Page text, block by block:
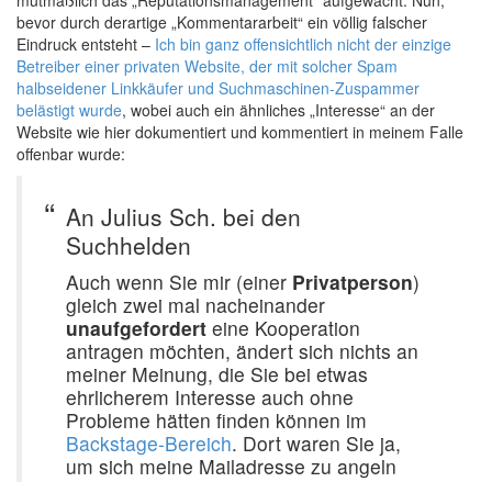
bevor durch derartige „Kommentararbeit“ ein völlig falscher
Eindruck entsteht – Ich bin ganz offensichtlich nicht der einzige
Betreiber einer privaten Website, der mit solcher Spam
halbseidener Linkkäufer und Suchmaschinen-Zuspammer
belästigt wurde, wobei auch ein ähnliches „Interesse“ an der
Website wie hier dokumentiert und kommentiert in meinem Falle
offenbar wurde:
An Julius Sch. bei den
Suchhelden
Auch wenn Sie mir (einer Privatperson)
gleich zwei mal nacheinander
unaufgefordert eine Kooperation
antragen möchten, ändert sich nichts an
meiner Meinung, die Sie bei etwas
ehrlicherem Interesse auch ohne
Probleme hätten finden können im
Backstage-Bereich. Dort waren Sie ja,
um sich meine Mailadresse zu angeln